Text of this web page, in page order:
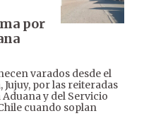
por
varados desde el
Jujuy, por las reiteradas
y del Servicio
cuando soplan